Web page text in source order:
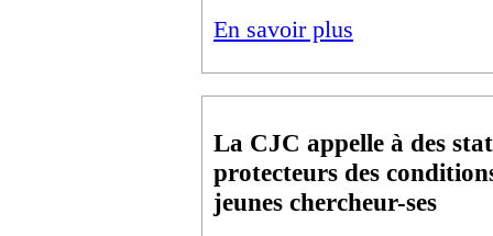
En savoir plus
La CJC appelle à des
protecteurs des
jeunes chercheur-ses